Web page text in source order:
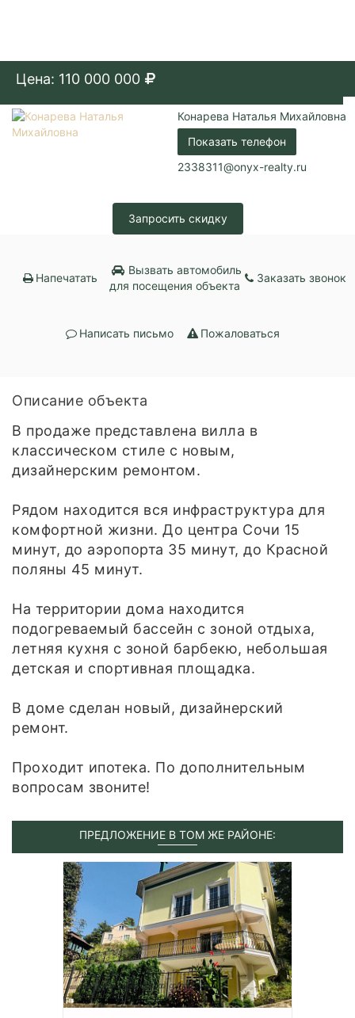
Цена: 110 000 000
Конарева Наталья Михайловна
Показать телефон
2338311@onyx-realty.ru
Запросить скидку
Напечатать
Вызвать автомобиль
для посещения объекта
Заказать звонок
Написать письмо Пожаловаться
Описание объекта
В продаже представлена вилла в
классическом стиле с новым,
дизайнерским ремонтом.
Рядом находится вся инфраструктура для
комфортной жизни. До центра Сочи 15
минут, до аэропорта 35 минут, до Красной
поляны 45 минут.
На территории дома находится
подогреваемый бассейн с зоной отдыха,
летняя кухня с зоной барбекю, небольшая
детская и спортивная площадка.
В доме сделан новый, дизайнерский
ремонт.
Проходит ипотека. По дополнительным
вопросам звоните!
ПРЕДЛОЖЕНИЕ В ТОМ ЖЕ РАЙОНЕ: